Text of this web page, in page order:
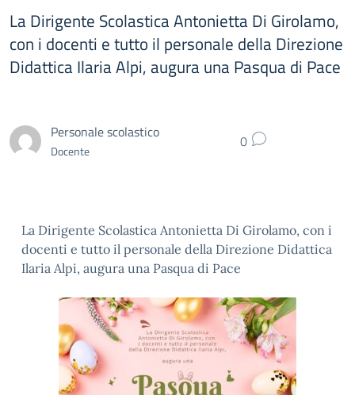
La Dirigente Scolastica Antonietta Di Girolamo,
con i docenti e tutto il personale della Direzione
Didattica Ilaria Alpi, augura una Pasqua di Pace
Personale scolastico
Docente 0
La Dirigente Scolastica Antonietta Di Girolamo, con i
docenti e tutto il personale della Direzione Didattica
Ilaria Alpi, augura una Pasqua di Pace